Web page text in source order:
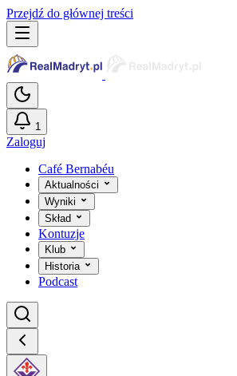
Przejdź do głównej treści
1
Zaloguj
Café Bernabéu
Aktualności
Wyniki
Skład
Kontuzje
Klub
Historia
Podcast